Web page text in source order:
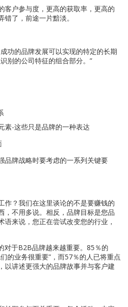
客户参与度，更高的获取率，更高的
了，前途一片黯淡。
功的品牌发展可以实现的特定的长期
别的公司特征的组合部分。”
素-这些只是品牌的一种表达
品牌战略时要考虑的一系列关键要
作？我们在这里谈论的不是要赚钱的
，不用多说。相反，品牌目标是您品
语来说，您正在尝试改变您的行业，
对于B2B品牌越来越重要。85％的
的业务很重要”，而57％的人已将重点
以讲述更强大的品牌故事并与客户建